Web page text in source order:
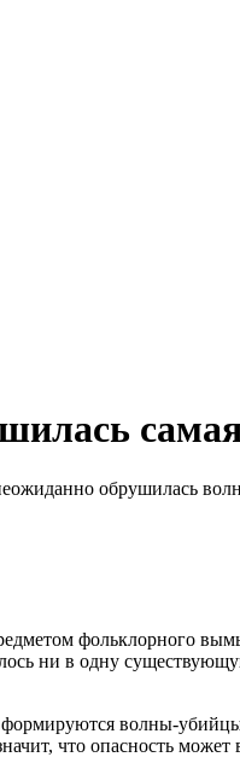
обрушилась
фольклорного
ни в одну
волны-
что опасность